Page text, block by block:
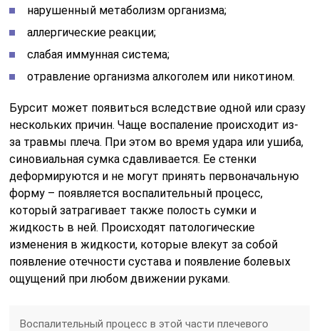
нарушенный метаболизм организма;
аллергические реакции;
слабая иммунная система;
отравление организма алкоголем или никотином.
Бурсит может появиться вследствие одной или сразу
нескольких причин. Чаще воспаление происходит из-
за травмы плеча. При этом во время удара или ушиба,
синовиальная сумка сдавливается. Ее стенки
деформируются и не могут принять первоначальную
форму – появляется воспалительный процесс,
который затрагивает также полость сумки и
жидкость в ней. Происходят патологические
изменения в жидкости, которые влекут за собой
появление отечности сустава и появление болевых
ощущений при любом движении руками.
Воспалительный процесс в этой части плечевого